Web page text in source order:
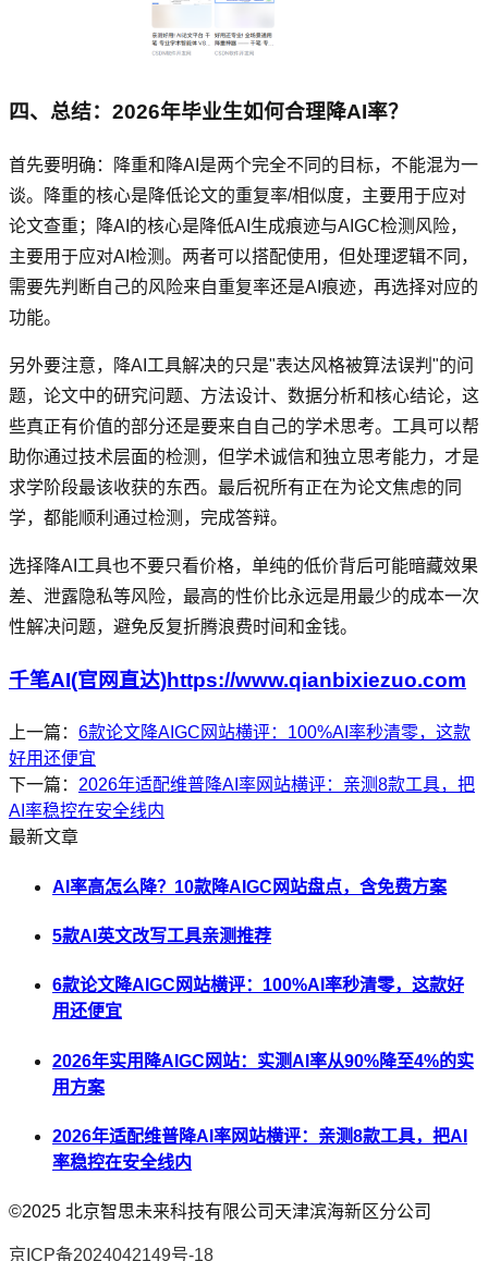
四、总结：2026年毕业生如何合理降AI率？
首先要明确：降重和降AI是两个完全不同的目标，不能混为一
谈。降重的核心是降低论文的重复率/相似度，主要用于应对
论文查重；降AI的核心是降低AI生成痕迹与AIGC检测风险，
主要用于应对AI检测。两者可以搭配使用，但处理逻辑不同，
需要先判断自己的风险来自重复率还是AI痕迹，再选择对应的
功能。
另外要注意，降AI工具解决的只是"表达风格被算法误判"的问
题，论文中的研究问题、方法设计、数据分析和核心结论，这
些真正有价值的部分还是要来自自己的学术思考。工具可以帮
助你通过技术层面的检测，但学术诚信和独立思考能力，才是
求学阶段最该收获的东西。最后祝所有正在为论文焦虑的同
学，都能顺利通过检测，完成答辩。
选择降AI工具也不要只看价格，单纯的低价背后可能暗藏效果
差、泄露隐私等风险，最高的性价比永远是用最少的成本一次
性解决问题，避免反复折腾浪费时间和金钱。
千笔AI(官网直达)https://www.qianbixiezuo.com
上一篇： 6款论文降AIGC网站横评：100%AI率秒清零，这款
好用还便宜
下一篇： 2026年适配维普降AI率网站横评：亲测8款工具，把
AI率稳控在安全线内
最新文章
AI率高怎么降？10款降AIGC网站盘点，含免费方案
5款AI英文改写工具亲测推荐
6款论文降AIGC网站横评：100%AI率秒清零，这款好
用还便宜
2026年实用降AIGC网站：实测AI率从90%降至4%的实
用方案
2026年适配维普降AI率网站横评：亲测8款工具，把AI
率稳控在安全线内
©2025 北京智思未来科技有限公司天津滨海新区分公司
京ICP备2024042149号-18